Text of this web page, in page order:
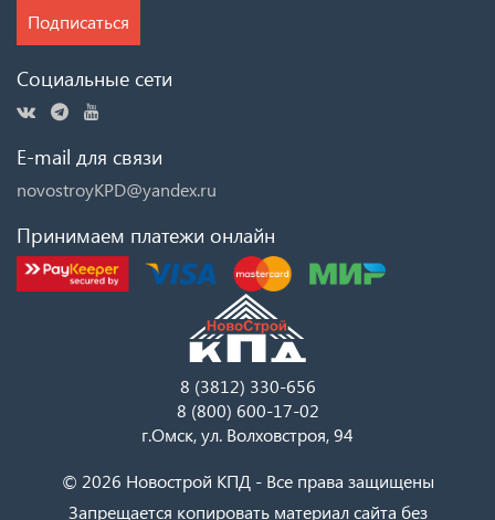
Подписаться
Социальные сети
E-mail для связи
novostroyKPD@yandex.ru
Принимаем платежи онлайн
8 (3812) 330-656
8 (800) 600-17-02
г.Омск, ул. Волховстроя, 94
© 2026 Новострой КПД - Все права защищены
Запрещается копировать материал сайта без